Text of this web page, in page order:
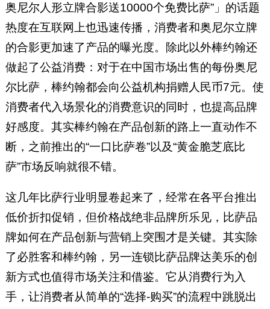
奥尼尔人形立牌合影送10000个免费比萨”」的话题
热度在互联网上也迅速传播，消费者和奥尼尔立牌
的合影更加速了产品的曝光度。除此以外棒约翰还
做起了公益消费：对于在中国市场出售的每份奥尼
尔比萨，棒约翰都会向公益机构捐赠人民币7元。使
消费者代入场景化的消费意识的同时，也提高品牌
好感度。其实棒约翰在产品创新的路上一直动作不
断，之前推出的“一口比萨卷”以及“黄金脆芝底比
萨”市场反响就很不错。
这几年比萨行业明显卷起来了，经常在各平台推出
低价折扣促销，但价格战绝非品牌所乐见，比萨品
牌如何在产品创新与营销上突围才是关键。其实除
了必胜客和棒约翰，另一连锁比萨品牌达美乐的创
新方式也值得市场关注和借鉴。它从消费行为入
手，让消费者从简单的“选择-购买”的流程中跳脱出